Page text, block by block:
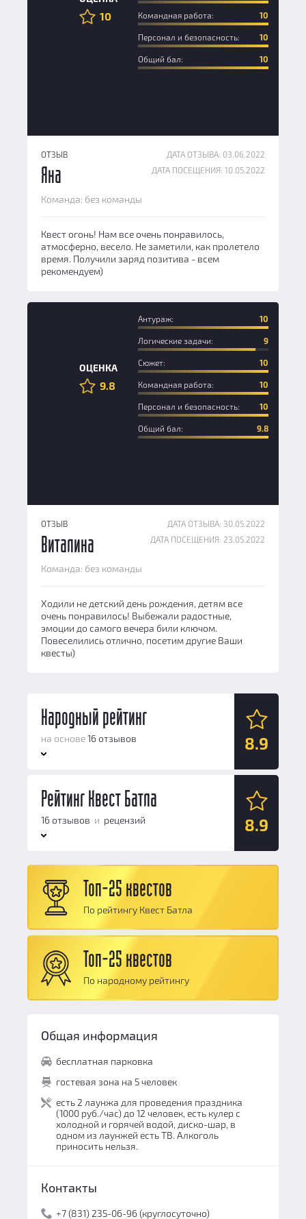
10 Командная работа: 10
Персонал и безопасность: 10
Общий бал: 10
ОТЗЫВ
ДАТА ОТЗЫВА: 03.06.2022
ДАТА ПОСЕЩЕНИЯ: 10.05.2022
Яна
Команда: без команды
Квест огонь! Нам все очень понравилось,
атмосферно, весело. Не заметили, как пролетело
время. Получили заряд позитива - всем
рекомендуем)
ОЦЕНКА
9.8
Антураж: 10
Логические задачи: 9
Сюжет: 10
Командная работа: 10
Персонал и безопасность: 10
Общий бал: 9.8
ОТЗЫВ
ДАТА ОТЗЫВА: 30.05.2022
ДАТА ПОСЕЩЕНИЯ: 23.05.2022
Виталина
Команда: без команды
Ходили не детский день рождения, детям все
очень понравилось! Выбежали радостные,
эмоции до самого вечера били ключом.
Повеселились отлично, посетим другие Ваши
квесты)
Народный рейтинг
на основе16 отзывов 8.9
Антураж: 8.7
Логические задачи:
Сюжет:
Персонал и безопасность:
Общий балл:
Рейтинг Квест Батла
16 отзывов и рецензий 8.9
Логические задачи:
Персонал и безопасность:
Общий балл:
Топ-25 квестов
По рейтингу Квест Батла
Топ-25 квестов
По народному рейтингу
Общая информация
бесплатная парковка
гостевая зона на 5 человек
есть 2 лаунжа для проведения праздника
(1000 руб./час) до 12 человек, есть кулер с
холодной и горячей водой, диско-шар, в
одном из лаунжей есть ТВ. Алкоголь
приносить нельзя.
Контакты
+7 (831) 235-06-96 (круглосуточно)